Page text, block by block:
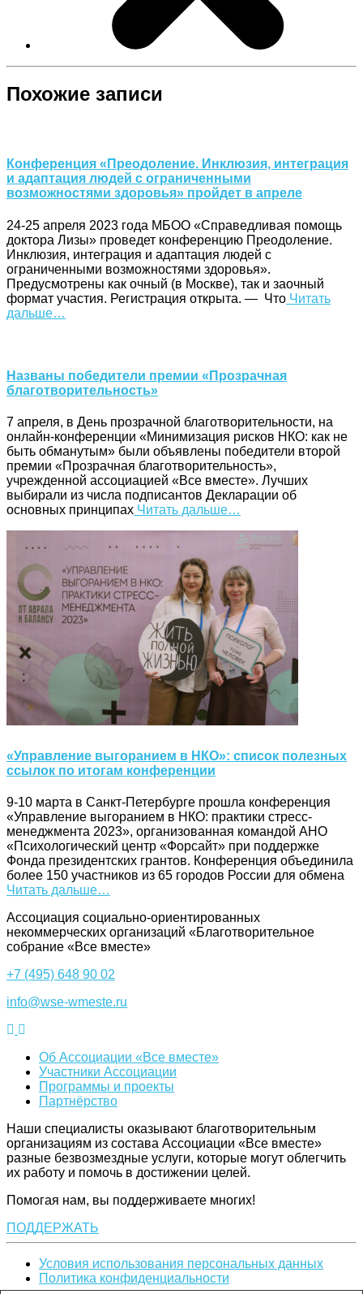
Похожие записи
Конференция «Преодоление. Инклюзия, интеграция
и адаптация людей с ограниченными
возможностями здоровья» пройдет в апреле
24-25 апреля 2023 года МБОО «Справедливая помощь
доктора Лизы» проведет конференцию Преодоление.
Инклюзия, интеграция и адаптация людей с
ограниченными возможностями здоровья».
Предусмотрены как очный (в Москве), так и заочный
формат участия. Регистрация открыта. — Что Читать
дальше…
Названы победители премии «Прозрачная
благотворительность»
7 апреля, в День прозрачной благотворительности, на
онлайн-конференции «Минимизация рисков НКО: как не
быть обманутым» были объявлены победители второй
премии «Прозрачная благотворительность»,
учрежденной ассоциацией «Все вместе». Лучших
выбирали из числа подписантов Декларации об
основных принципах Читать дальше…
«Управление выгоранием в НКО»: список полезных
ссылок по итогам конференции
9-10 марта в Санкт-Петербурге прошла конференция
«Управление выгоранием в НКО: практики стресс-
менеджмента 2023», организованная командой АНО
«Психологический центр «Форсайт» при поддержке
Фонда президентских грантов. Конференция объединила
более 150 участников из 65 городов России для обмена
Читать дальше…
Ассоциация cоциально-ориентированных
некоммерческих организаций «Благотворительное
собрание «Все вместе»
+7 (495) 648 90 02
info@wse-wmeste.ru
Об Ассоциации «Все вместе»
Участники Ассоциации
Программы и проекты
Партнёрство
Наши специалисты оказывают благотворительным
организациям из состава Ассоциации «Все вместе»
разные безвозмездные услуги, которые могут облегчить
их работу и помочь в достижении целей.
Помогая нам, вы поддерживаете многих!
ПОДДЕРЖАТЬ
Условия использования персональных данных
Политика конфиденциальности